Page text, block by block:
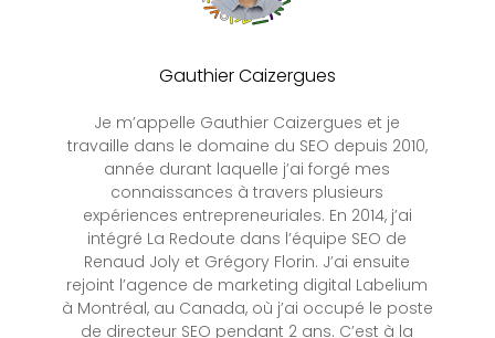
Gauthier Caizergues
Je m’appelle Gauthier Caizergues et je
travaille dans le domaine du SEO depuis 2010,
année durant laquelle j’ai forgé mes
connaissances à travers plusieurs
expériences entrepreneuriales. En 2014, j’ai
intégré La Redoute dans l’équipe SEO de
Renaud Joly et Grégory Florin. J’ai ensuite
rejoint l’agence de marketing digital Labelium
à Montréal, au Canada, où j’ai occupé le poste
de directeur SEO pendant 2 ans. C’est à la